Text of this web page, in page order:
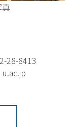
8413